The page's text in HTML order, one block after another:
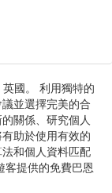
國。 利用獨特的
並選擇完美的合
關係、研究個人
助於使用有效的
和個人資料匹配
客提供的免費巴恩